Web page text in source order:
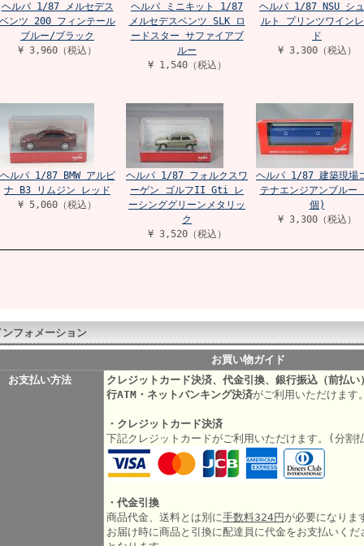
ヘルパ 1/87 メルセデス
ベンツ 200 フィンテール
ブルー/ブラック
¥ 3,960（税込）
ヘルパ ミニキット 1/87
メルセデスベンツ SLK ロ
ードスター サファイアブ
ルー
¥ 1,540（税込）
ヘルパ 1/87 NSU シ
ルト プリンツワイン
ド
¥ 3,300（税込）
ヘルパ 1/87 BMW アルピ
ナ B3 リムジン レッド
¥ 5,060（税込）
ヘルパ 1/87 フォルクスワ
ーゲン ゴルフII Gti レ
ーシンググリーンメタリッ
ク
¥ 3,520（税込）
ヘルパ 1/87 建築現場
テナエンジアンブルー
個)
¥ 3,300（税込）
ンフォメーション
お買い物ガイド
お支払い方法
クレジットカード決済、代金引換、銀行振込（前払
行ATM・ネットバンキング決済がご利用いただけます
・クレジットカード決済
下記クレジットカードがご利用いただけます。(分割
・代金引換
商品代金、送料とは別に手数料324円 が必要になりま
お届け時に商品と引換に配達員に代金をお支払いく